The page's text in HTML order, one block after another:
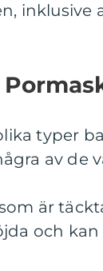
inklusive
typer
av de
är
och